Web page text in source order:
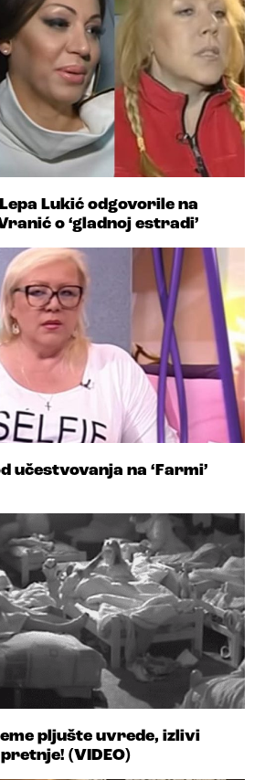
Lukić odgovorile na
o ‘gladnoj estradi’
učestvovanja na ‘Farmi’
pljušte uvrede, izlivi
(VIDEO)